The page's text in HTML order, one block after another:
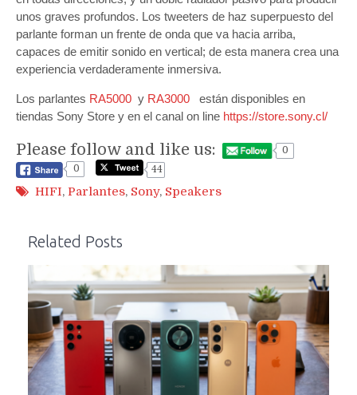
unos graves profundos. Los tweeters de haz superpuesto del
parlante forman un frente de onda que va hacia arriba,
capaces de emitir sonido en vertical; de esta manera crea una
experiencia verdaderamente inmersiva.
Los parlantes RA5000 y RA3000 están disponibles en
tiendas Sony Store y en el canal on line https://store.sony.cl/
Please follow and like us:
0
0
44
HIFI, Parlantes, Sony, Speakers
Related Posts